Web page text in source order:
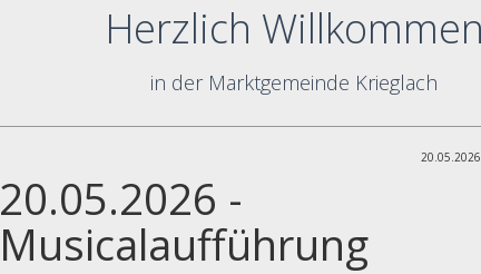
Herzlich Willkommen
in der Marktgemeinde Krieglach
20.05.2026 -
Musicalaufführung